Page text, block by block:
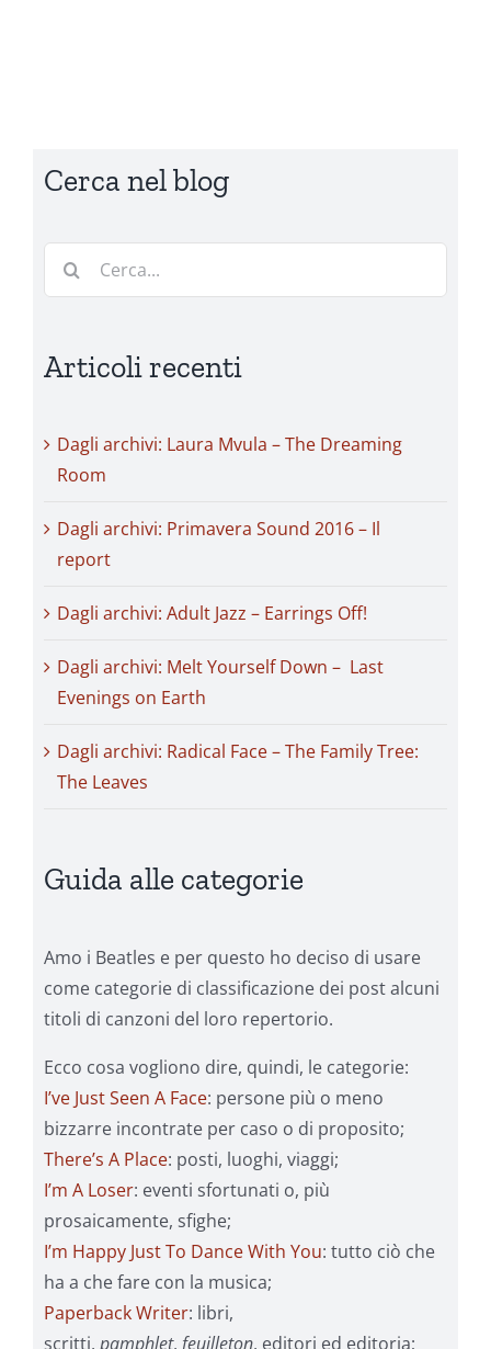
Cerca nel blog
Cerca
Articoli recenti
Dagli archivi: Laura Mvula – The Dreaming
Room
Dagli archivi: Primavera Sound 2016 – Il
report
Dagli archivi: Adult Jazz – Earrings Off!
Dagli archivi: Melt Yourself Down – Last
Evenings on Earth
Dagli archivi: Radical Face – The Family Tree:
The Leaves
Guida alle categorie
Amo i Beatles e per questo ho deciso di usare
come categorie di classificazione dei post alcuni
titoli di canzoni del loro repertorio.
Ecco cosa vogliono dire, quindi, le categorie:
I’ve Just Seen A Face: persone più o meno
bizzarre incontrate per caso o di proposito;
There’s A Place: posti, luoghi, viaggi;
I’m A Loser: eventi sfortunati o, più
prosaicamente, sfighe;
I’m Happy Just To Dance With You: tutto ciò che
ha a che fare con la musica;
Paperback Writer: libri,
scritti, pamphlet, feuilleton, editori ed editoria;